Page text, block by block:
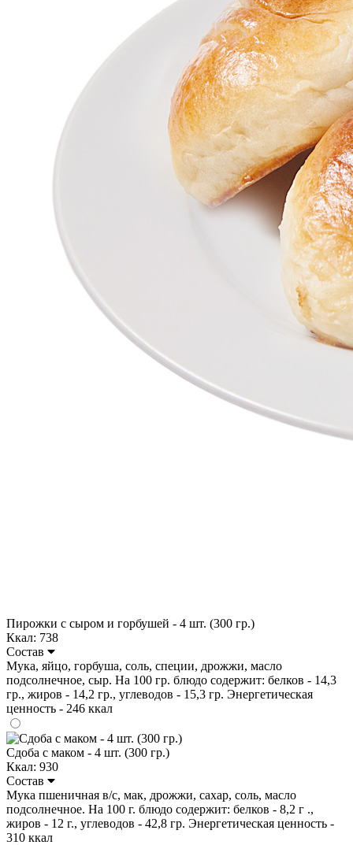
Пирожки с сыром и горбушей - 4 шт. (300 гр.)
Ккал: 738
Состав
Мука, яйцо, горбуша, соль, специи, дрожжи, масло
подсолнечное, сыр. На 100 гр. блюдо содержит: белков - 14,3
гр., жиров - 14,2 гр., углеводов - 15,3 гр. Энергетическая
ценность - 246 ккал
Сдоба с маком - 4 шт. (300 гр.)
Ккал: 930
Состав
Мука пшеничная в/с, мак, дрожжи, сахар, соль, масло
подсолнечное. На 100 г. блюдо содержит: белков - 8,2 г .,
жиров - 12 г., углеводов - 42,8 гр. Энергетическая ценность -
310 ккал